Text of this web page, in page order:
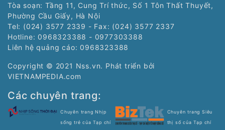
Tòa soạn: Tầng 11, Cung Trí thức, Số 1 Tôn Thất Thuyết,
Phường Cầu Giấy, Hà Nội
Tel: (024) 3577 2339 - Fax: (024) 3577 2337
Hotline: 0968323388 - 0977303388
Liên hệ quảng cáo: 0968323388
Copyright © 2021 Nss.vn. Phát triển bởi
VIETNAMPEDIA.com
Các chuyên trang:
Chuyên trang Nhịp
sống trẻ của Tạp chí
Chuyên trang Siêu
thị số của Tạp chí